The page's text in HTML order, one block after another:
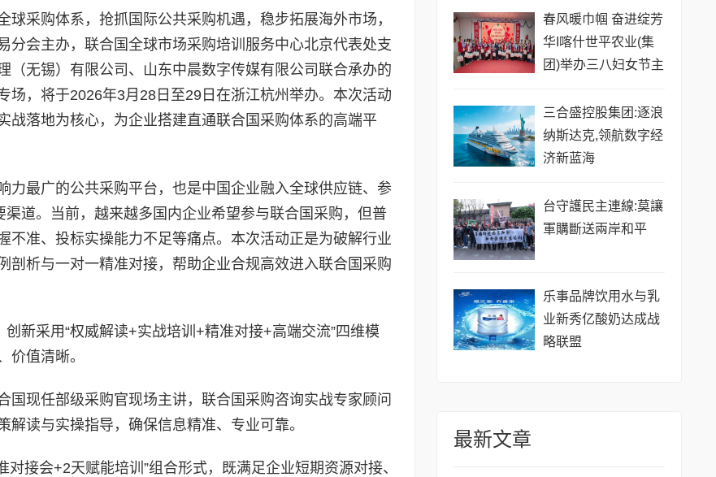
采购体系，抢抓国际公共采购机遇，稳步拓展海外市场，
分会主办，联合国全球市场采购培训服务中心北京代表处支
（无锡）有限公司、山东中晨数字传媒有限公司联合承办的
，将于2026年3月28日至29日在浙江杭州举办。本次活动
战落地为核心，为企业搭建直通联合国采购体系的高端平
力最广的公共采购平台，也是中国企业融入全球供应链、参
道。当前，越来越多国内企业希望参与联合国采购，但普
不准、投标实操能力不足等痛点。本次活动正是为破解行业
剖析与一对一精准对接，帮助企业合规高效进入联合国采购
新采用“权威解读+实战培训+精准对接+高端交流”四维模
价值清晰。
现任部级采购官现场主讲，联合国采购咨询实战专家顾问
读与实操指导，确保信息精准、专业可靠。
接会+2天赋能培训”组合形式，既满足企业短期资源对接、
春风暖巾帼 奋进绽芳
华I喀什世平农业(集
团)举办三八妇女节主
三合盛控股集团:逐浪
纳斯达克,领航数字经
济新蓝海
台守護民主連線:莫讓
軍購斷送兩岸和平
乐事品牌饮用水与乳
业新秀亿酸奶达成战
略联盟
最新文章